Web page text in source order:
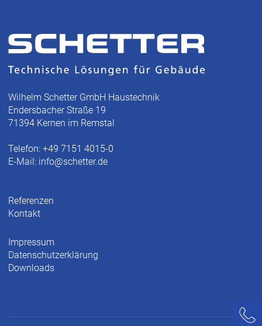
Wilhelm Schetter GmbH Haustechnik
Endersbacher Straße 19
71394 Kernen im Remstal
Telefon: +49 7151 4015-0
E-Mail: info@schetter.de
Referenzen
Kontakt
Impressum
Datenschutzerklärung
Downloads